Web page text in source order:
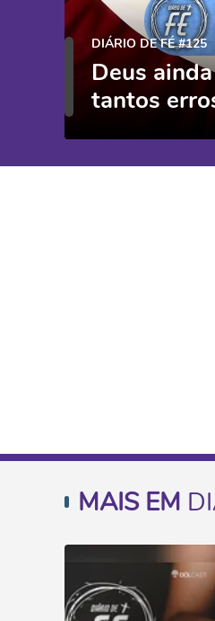
DIÁRIO DE FÉ #125
Deus
tantos
MAIS EM